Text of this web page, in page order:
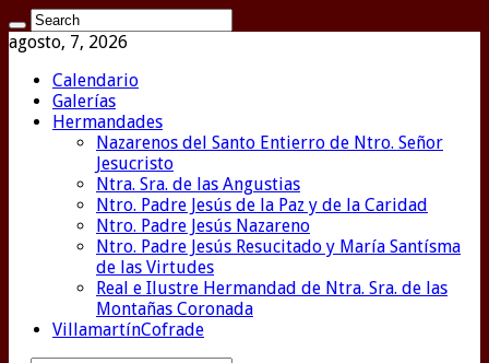
agosto, 7, 2026
Calendario
Galerías
Hermandades
Nazarenos del Santo Entierro de Ntro. Señor
Jesucristo
Ntra. Sra. de las Angustias
Ntro. Padre Jesús de la Paz y de la Caridad
Ntro. Padre Jesús Nazareno
Ntro. Padre Jesús Resucitado y María Santísma
de las Virtudes
Real e Ilustre Hermandad de Ntra. Sra. de las
Montañas Coronada
VillamartínCofrade